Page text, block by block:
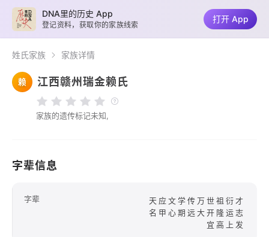
姓氏家族 家族详情
赖 江西赣州瑞金赖氏
家族的遗传标记未知,
字辈信息
字辈
天应文学传万世祖衍才
名甲心期远大开隆运志
宜高上发
DNA里的历史 App
登记资料，获取你的家族线索
打开 App